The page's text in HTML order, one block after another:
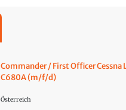
Commander / First Officer Cessna
C680A (m/f/d)
Österreich